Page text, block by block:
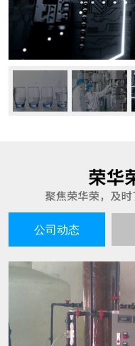
公司动态